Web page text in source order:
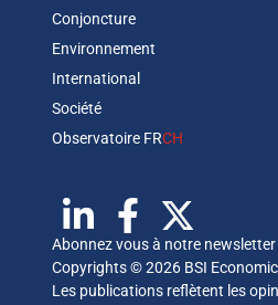
Conjoncture
Environnement
International
Société
Observatoire FRCH
Abonnez vous à notre newsletter
Copyrights © 2026 BSI
Les publications reflètent les